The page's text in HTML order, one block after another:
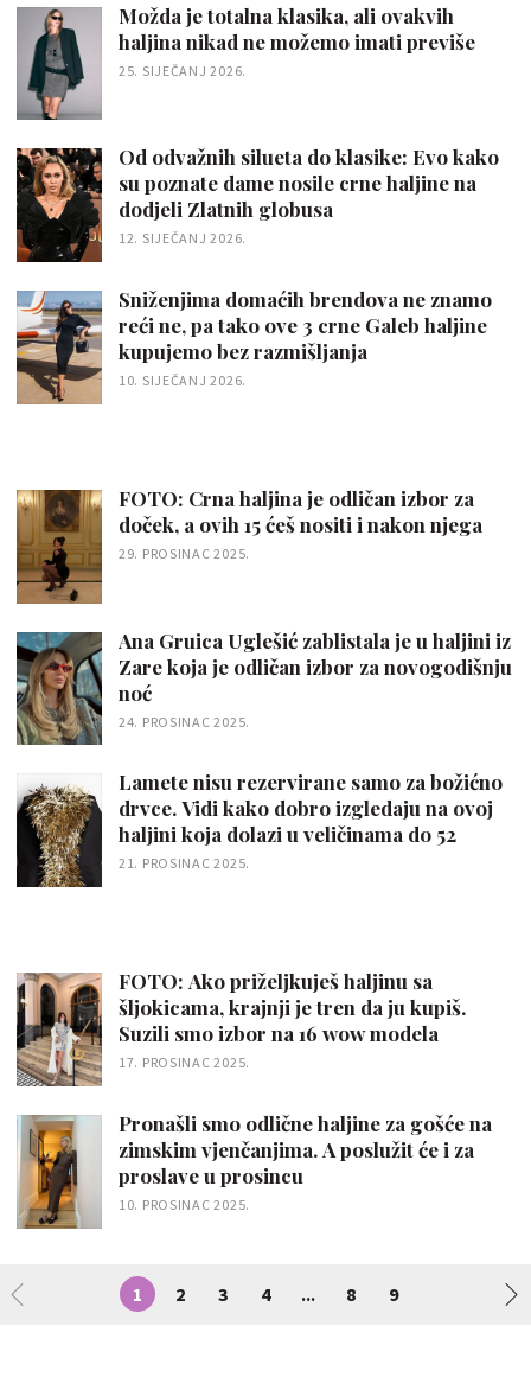
Možda je totalna klasika, ali ovakvih
haljina nikad ne možemo imati previše
25. SIJEČANJ 2026.
Od odvažnih silueta do klasike: Evo kako
su poznate dame nosile crne haljine na
dodjeli Zlatnih globusa
12. SIJEČANJ 2026.
Sniženjima domaćih brendova ne znamo
reći ne, pa tako ove 3 crne Galeb haljine
kupujemo bez razmišljanja
10. SIJEČANJ 2026.
FOTO: Crna haljina je odličan izbor za
doček, a ovih 15 ćeš nositi i nakon njega
29. PROSINAC 2025.
Ana Gruica Uglešić zablistala je u haljini iz
Zare koja je odličan izbor za novogodišnju
noć
24. PROSINAC 2025.
Lamete nisu rezervirane samo za božićno
drvce. Vidi kako dobro izgledaju na ovoj
haljini koja dolazi u veličinama do 52
21. PROSINAC 2025.
FOTO: Ako priželjkuješ haljinu sa
šljokicama, krajnji je tren da ju kupiš.
Suzili smo izbor na 16 wow modela
17. PROSINAC 2025.
Pronašli smo odlične haljine za gošće na
zimskim vjenčanjima. A poslužit će i za
proslave u prosincu
10. PROSINAC 2025.
1 2 3 4 ... 8 9